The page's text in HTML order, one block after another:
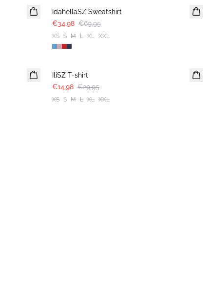
IdahellaSZ Sweatshirt
€34,98 €69,95
XS S M L XL XXL
IliSZ T-shirt
€14,98 €29,95
XS S M L XL XXL